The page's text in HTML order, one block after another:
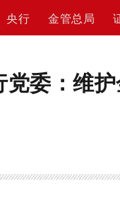
央行 金管总局
党委：维